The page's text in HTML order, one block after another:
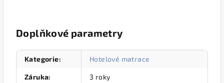
Doplňkové parametry
Kategorie: Hotelové matrace
Záruka: 3 roky